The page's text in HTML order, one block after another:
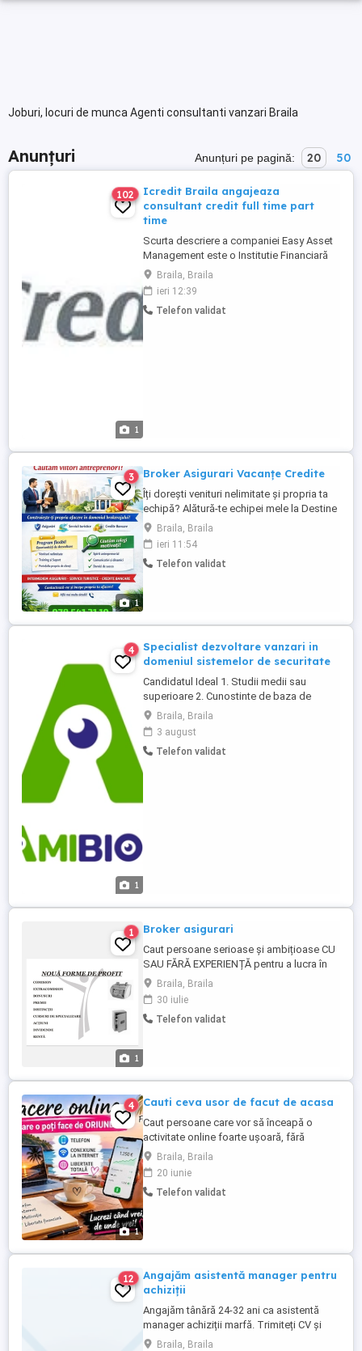
Joburi, locuri de munca Agenti consultanti vanzari Braila
Anunțuri Anunțuri pe pagină: 20 50
1
102
Icredit Braila angajeaza
consultant credit full time part
time
Scurta descriere a companiei Easy Asset
Management este o Institutie Financiară
Nebancară fondată în anul 2005, care
activează în 6 țări: România, Bulgaria,
Polonia, Cehia, Macedonia și Ucraina. În
prezent, compania este unul dintre liderii
Braila, Braila
ieri 12:39
Telefon validat
1
3 Broker Asigurari Vacanțe Credite
Îți dorești venituri nelimitate și propria ta
echipă? Alătură-te echipei mele la Destine
Broker! Sunt Broker Senior la Destine
Broker și caut persoane serioase și
motivate care vor să câștige bani și să își
construiască propria echipă în domeniul
Braila, Braila
ieri 11:54
Telefon validat
1
4
Specialist dezvoltare vanzari in
domeniul sistemelor de securitate
Candidatul Ideal 1. Studii medii sau
superioare 2. Cunostinte de baza de
utilizare calculator, navigare web si office.
3. Cunostinte rezonabile despre tehnicile
de vanzare . 4. Experienta de minim 1(un)
an in vanzarea de servicii lucrari. 5. Abilitati
Braila, Braila
3 august
Telefon validat
1
1 Broker asigurari
Caut persoane serioase și ambițioase CU
SAU FĂRĂ EXPERIENȚĂ pentru a lucra în
domeniul asigurarilor în cadrul companiei
DESTINE BROKER de Asigurare și
Reasigurare. Este o companie în topul
brokerilor de asigurare din Romania și cu
Braila, Braila
30 iulie
Telefon validat
1
4 Cauti ceva usor de facut de acasa
Caut persoane care vor să înceapă o
activitate online foarte ușoară, fără
experiență și fără investiții mari. Totul este
explicat pas cu pas, funcționează pentru
oricine și se poate începe imediat. Dacă
vrei să afli ce trebuie să faci și cum
Braila, Braila
20 iunie
Telefon validat
12
Angajăm asistentă manager pentru
achiziții
Angajăm tânără 24-32 ani ca asistentă
manager achiziții marfă. Trimiteți CV și
foto.Braila, Braila